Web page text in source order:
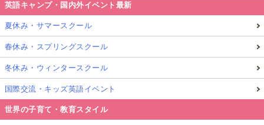
英語キャンプ・国内外イベント最新
夏休み・サマースクール
春休み・スプリングスクール
冬休み・ウィンタースクール
国際交流・キッズ英語イベント
世界の子育て・教育スタイル